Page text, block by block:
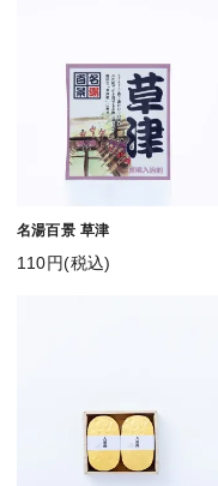
名湯百景 草津
110円(税込)